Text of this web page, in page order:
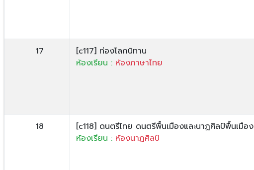
17
[c117] ท่องโลกนิทาน
ห้องเรียน : ห้องภาษาไทย
18
[c118] ดนตรีไทย ดนตรีพื้นเมืองและนาฏศิลป์พื้นเมือง
ห้องเรียน : ห้องนาฏศิลป์